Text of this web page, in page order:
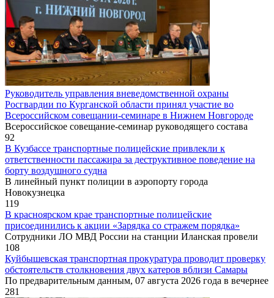
Руководитель управления вневедомственной охраны
Росгвардии по Курганской области принял участие во
Всероссийском совещании-семинаре в Нижнем Новгороде
Всероссийское совещание-семинар руководящего состава
92
В Кузбассе транспортные полицейские привлекли к
ответственности пассажира за деструктивное поведение на
борту воздушного судна
В линейный пункт полиции в аэропорту города
Новокузнецка
119
В красноярском крае транспортные полицейские
присоединились к акции «Зарядка со стражем порядка»
Сотрудники ЛО МВД России на станции Иланская провели
108
Куйбышевская транспортная прокуратура проводит проверку
обстоятельств столкновения двух катеров вблизи Самары
По предварительным данным, 07 августа 2026 года в вечернее
281